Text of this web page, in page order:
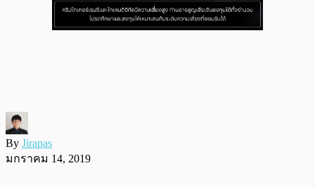
By Jirapas
มกราคม 14, 2019